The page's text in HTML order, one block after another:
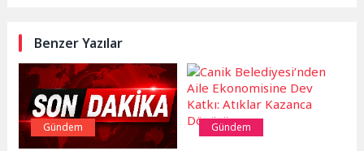
Benzer Yazılar
Gündem Gündem